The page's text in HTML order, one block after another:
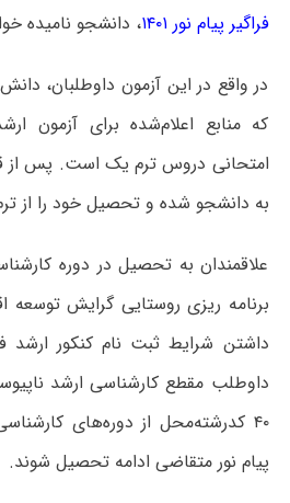
فراگیر پیام نور ۱۴۰۱
، دانشجو نامیده
در واقع در این آزمون داوطلبان،
که منابع اعلام‌شده برای آزمون
امتحانی دروس ترم یک است. پس از
به دانشجو شده و تحصیل خود را از
علاقمندان به تحصیل در دوره
برنامه ریزی روستایی گرایش توسعه
داشتن شرایط ثبت نام کنکور ارشد
داوطلب مقطع کارشناسی ارشد
۴۰ کدرشته‌محل از دوره‌های
پیام نور متقاضی ادامه تحصیل شوند.